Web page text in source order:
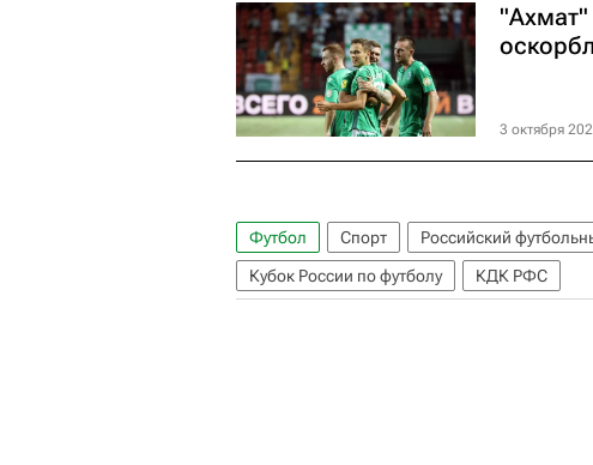
3 октября
Футбол Спорт Российский
Кубок России по футболу
КДК РФС